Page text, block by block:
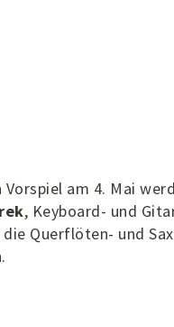
Vorspiel am 4. Mai
, Keyboard- und
die Querflöten- und